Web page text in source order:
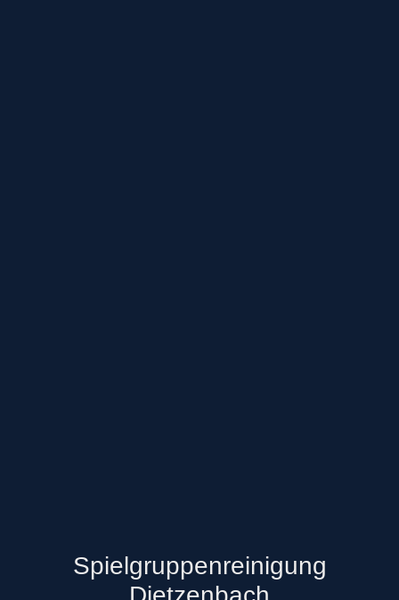
Spielgruppenreinigung